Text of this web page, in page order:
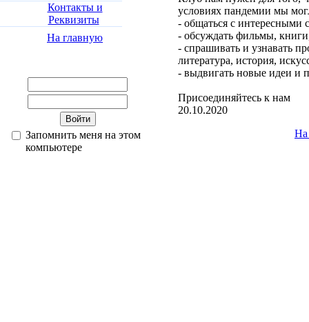
Контакты и
Реквизиты
На главную
Запомнить меня на этом
компьютере
условиях пандемии мы
- общаться с интересными
- обсуждать фильмы,
- спрашивать и узнавать
литература, история,
- выдвигать новые идеи и
Присоединяйтесь к нам
20.10.2020
На